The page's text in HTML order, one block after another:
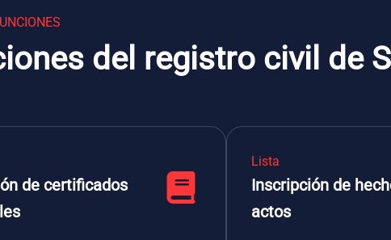
del registro civil de
de certificados
Lista
Inscripción de
actos